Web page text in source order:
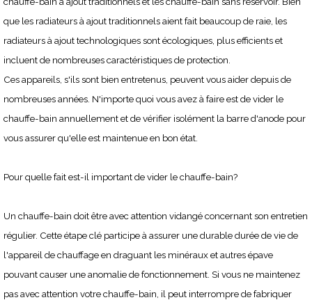
que les radiateurs à ajout traditionnels aient fait beaucoup de raie, les
radiateurs à ajout technologiques sont écologiques, plus efficients et
incluent de nombreuses caractéristiques de protection.
Ces appareils, s'ils sont bien entretenus, peuvent vous aider depuis de
nombreuses années. N'importe quoi vous avez à faire est de vider le
chauffe-bain annuellement et de vérifier isolément la barre d'anode pour
vous assurer qu'elle est maintenue en bon état.
Pour quelle fait est-il important de vider le chauffe-bain?
Un chauffe-bain doit être avec attention vidangé concernant son entretien
régulier. Cette étape clé participe à assurer une durable durée de vie de
l'appareil de chauffage en draguant les minéraux et autres épave
pouvant causer une anomalie de fonctionnement. Si vous ne maintenez
pas avec attention votre chauffe-bain, il peut interrompre de fabriquer